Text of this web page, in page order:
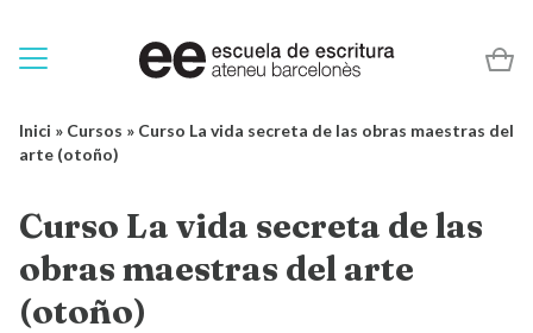
Inici » Cursos » Curso La vida secreta de las obras maestras del
arte (otoño)
Curso La vida secreta de las
obras maestras del arte
(otoño)